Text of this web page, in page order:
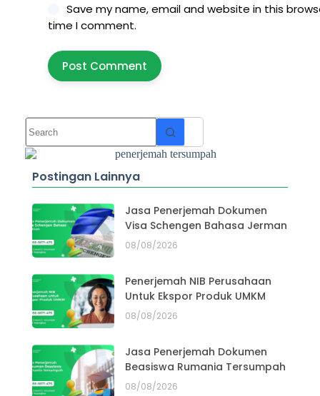
Save my name, email and website in this
time I comment.
Post Comment
Postingan Lainnya
Jasa Penerjemah Dokumen
Visa Schengen Bahasa Jerman
08/08/2026
Penerjemah NIB Perusahaan
Untuk Ekspor Produk UMKM
08/08/2026
Jasa Penerjemah Dokumen
Beasiswa Rumania Tersumpah
08/08/2026